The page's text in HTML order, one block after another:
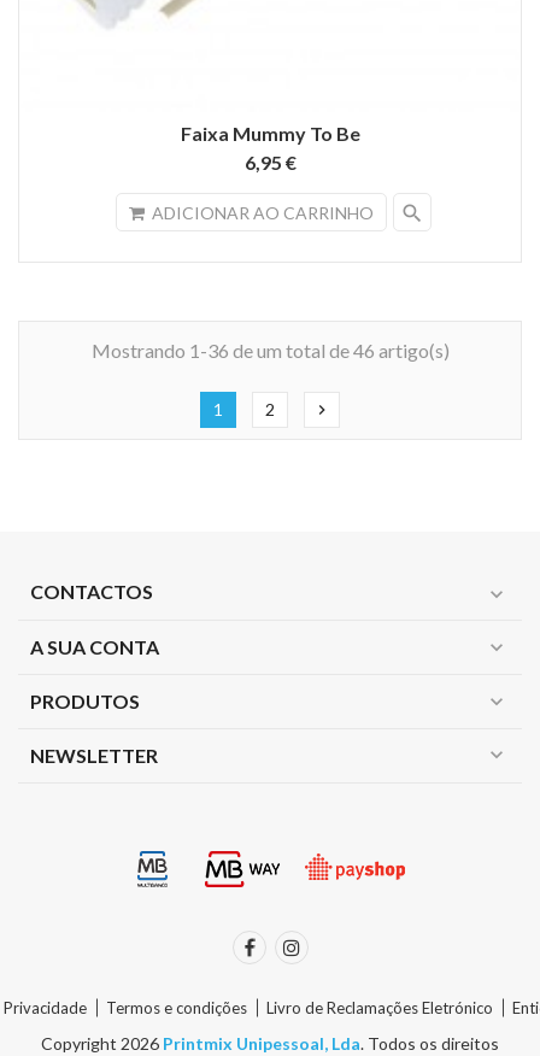
Faixa Mummy To Be
6,95 €
ADICIONAR AO CARRINHO search
Mostrando 1-36 de um total de 46 artigo(s)
1 2 chevron_right
CONTACTOS expand_more
A SUA CONTA expand_more
PRODUTOS expand_more
NEWSLETTER expand_more
Termos e condições Livro de Reclamações Eletrónico
Copyright 2026 Printmix Unipessoal, Lda. Todos os direitos